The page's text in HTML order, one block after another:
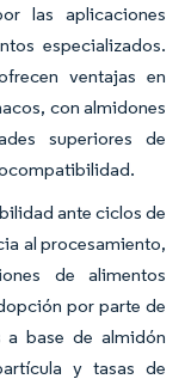
las aplicaciones
especializados.
ventajas en
con almidones
superiores de
ante ciclos de
al procesamiento,
de alimentos
por parte de
a base de almidón
y tasas de